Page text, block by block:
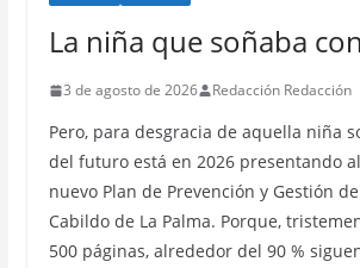
La niña que soñaba
3 de agosto de 2026 Redacción Redacción
Pero, para desgracia de aquella niña
del futuro está en 2026 presentando
nuevo Plan de Prevención y Gestión
Cabildo de La Palma. Porque,
500 páginas, alrededor del 90 %